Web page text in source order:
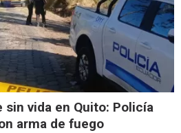
sin vida en Quito: Policía
arma de fuego